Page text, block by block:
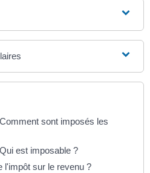
sont imposés les
est imposable ?
l'impôt sur le revenu ?